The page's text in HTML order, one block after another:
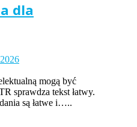
dla
mogą być
sprawdza tekst łatwy.
są łatwe i…..